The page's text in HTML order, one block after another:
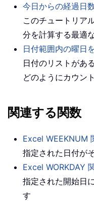
今日からの経過日
このチュートリア
分を計算する最適
日付範囲内の曜日
日付のリストがあ
どのようにカウン
関連する関数
Excel WEEKNUM
指定された日付が
Excel WORKDAY
指定された開始日
す